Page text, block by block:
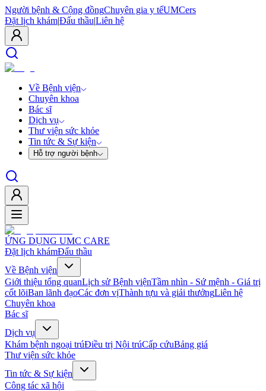
Người bệnh & Cộng đồngChuyên gia y tếUMCers
Đặt lịch khám|Đấu thầu|Liên hệ
Về Bệnh viện
Chuyên khoa
Bác sĩ
Dịch vụ
Thư viện sức khỏe
Tin tức & Sự kiện
Hỗ trợ người bệnh
ỨNG DỤNG UMC CARE
Đặt lịch khámĐấu thầu
Về Bệnh viện
Giới thiệu tổng quanLịch sử Bệnh việnTầm nhìn - Sứ mệnh - Giá trị
cốt lõiBan lãnh đạoCác đơn vịThành tựu và giải thưởngLiên hệ
Chuyên khoa
Bác sĩ
Dịch vụ
Khám bệnh ngoại trúĐiều trị Nội trúCấp cứuBảng giá
Thư viện sức khỏe
Tin tức & Sự kiện
Công tác xã hội